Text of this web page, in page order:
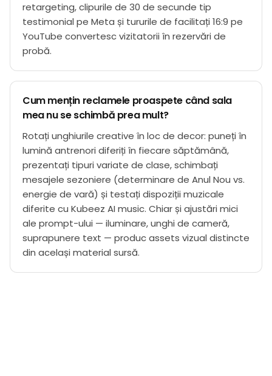
retargeting, clipurile de 30 de secunde tip
testimonial pe Meta și tururile de facilitați 16:9 pe
YouTube convertesc vizitatorii în rezervări de
probă.
Cum mențin reclamele proaspete când sala
mea nu se schimbă prea mult?
Rotați unghiurile creative în loc de decor: puneți în
lumină antrenori diferiți în fiecare săptămână,
prezentați tipuri variate de clase, schimbați
mesajele sezoniere (determinare de Anul Nou vs.
energie de vară) și testați dispoziții muzicale
diferite cu Kubeez AI music. Chiar și ajustări mici
ale prompt-ului — iluminare, unghi de cameră,
suprapunere text — produc assets vizual distincte
din același material sursă.